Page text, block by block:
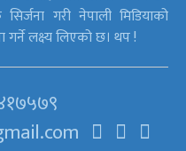
गरी नेपाली मिडियाको
गर्ने लक्ष्य लिएको छ। थप !